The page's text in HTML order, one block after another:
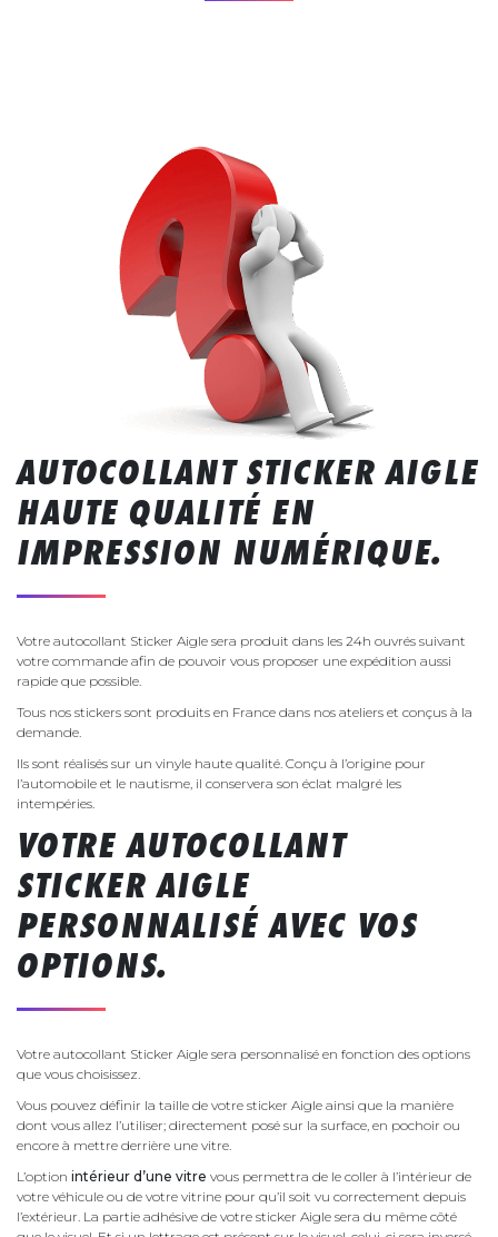
AUTOCOLLANT STICKER AIGLE
HAUTE QUALITÉ EN
IMPRESSION NUMÉRIQUE.
Votre autocollant Sticker Aigle sera produit dans les 24h ouvrés suivant
votre commande afin de pouvoir vous proposer une expédition aussi
rapide que possible.
Tous nos stickers sont produits en France dans nos ateliers et conçus à la
demande.
Ils sont réalisés sur un vinyle haute qualité. Conçu à l’origine pour
l’automobile et le nautisme, il conservera son éclat malgré les
intempéries.
VOTRE AUTOCOLLANT
STICKER AIGLE
PERSONNALISÉ AVEC VOS
OPTIONS.
Votre autocollant Sticker Aigle sera personnalisé en fonction des options
que vous choisissez.
Vous pouvez définir la taille de votre sticker Aigle ainsi que la manière
dont vous allez l’utiliser; directement posé sur la surface, en pochoir ou
encore à mettre derrière une vitre.
L’option intérieur d’une vitre vous permettra de le coller à l’intérieur de
votre véhicule ou de votre vitrine pour qu’il soit vu correctement depuis
l’extérieur. La partie adhésive de votre sticker Aigle sera du même côté